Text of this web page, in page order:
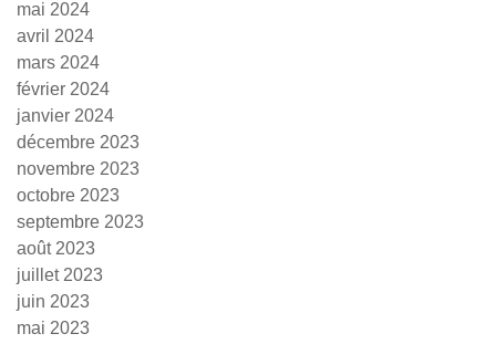
mai 2024
avril 2024
mars 2024
février 2024
janvier 2024
décembre 2023
novembre 2023
octobre 2023
septembre 2023
août 2023
juillet 2023
juin 2023
mai 2023